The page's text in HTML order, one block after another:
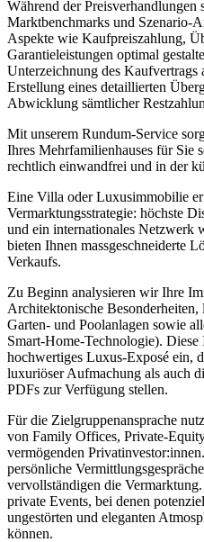
Während der Preisverhandlungen
Marktbenchmarks und Szenario-
Aspekte wie Kaufpreiszahlung,
Garantieleistungen optimal
Unterzeichnung des Kaufvertrags
Erstellung eines detaillierten
Abwicklung sämtlicher
Mit unserem Rundum-Service
Ihres Mehrfamilienhauses für Sie
rechtlich einwandfrei und in der
Eine Villa oder Luxusimmobilie
Vermarktungsstrategie: höchste
und ein internationales Netzwerk
bieten Ihnen massgeschneiderte
Verkaufs.
Zu Beginn analysieren wir Ihre
Architektonische Besonderheiten,
Garten- und Poolanlagen sowie
Smart-Home-Technologie).
hochwertiges Luxus-Exposé ein,
luxuriöser Aufmachung als auch
PDFs zur Verfügung stellen.
Für die Zielgruppenansprache
von Family Offices, Private-
vermögenden
persönliche
vervollständigen die
private Events, bei denen
ungestörten und eleganten
können.